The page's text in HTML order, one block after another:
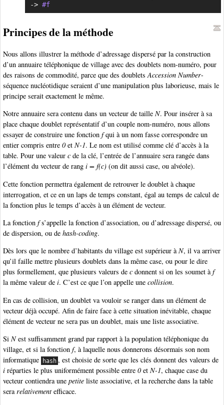
-> #f
Principes de la méthode
Nous allons illustrer la méthode d’adressage dispersé par la construction
d’un annuaire téléphonique de village avec des doublets nom-numéro, pour
des raisons de commodité, parce que des doubletsAccession Number-
séquence nucléotidique seraient d’une manipulation plus laborieuse, mais le
principe serait exactement le même.
Notre annuaire sera contenu dans un vecteur de taille N. Pour insérer à sa
place chaque doublet représentatif d’un couple nom-numéro, nous allons
essayer de construire une fonction fqui à un nom fasse correspondre un
entier compris entre 0et N-1. Le nom est utilisé comme clé d’accès à la
table. Pour une valeur c de la clé, l’entrée de l’annuaire sera rangée dans
l’élément du vecteur de rang i = f(c) (on dit aussi case, ou alvéole).
Cette fonction permettra également de retrouver le doublet à chaque
interrogation, et ce en un laps de temps constant, égal au temps de calcul de
la fonction plus le temps d’accès à un élément de vecteur.
La fonction fs’appelle la fonction d’association, ou d’adressage dispersé, ou
de dispersion, ou de hash-coding.
Dès lors que le nombre d’habitants du village est supérieur àN, il va arriver
qu’il faille mettre plusieurs doublets dans la même case, ou pour le dire
plus formellement, que plusieurs valeurs de c donnent si on les soumet àf
la même valeur de i. C’est ce que l’on appelle une collision.
En cas de collision, un doublet va vouloir se ranger dans un élément de
vecteur déjà occupé. Afin de faire face à cette situation inévitable, chaque
élément de vecteur ne sera pas un doublet, mais une liste associative.
Si Nest suffisamment grand par rapport à la population téléphonique du
village, et si la fonction f, à laquelle nous donnerons désormais son nom
informatique
hash , est choisie de sorte que les clés donnent des valeurs de
i réparties le plus uniformément possible entre 0et N-1, chaque case du
vecteur contiendra une petite liste associative, et la recherche dans la table
serarelativementefficace.